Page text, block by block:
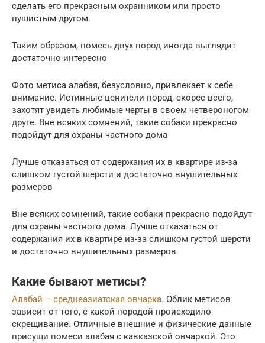
сделать его прекрасным охранником или просто
пушистым другом.
Таким образом, помесь двух пород иногда выглядит
достаточно интересно
Фото метиса алабая, безусловно, привлекает к себе
внимание. Истинные ценители пород, скорее всего,
захотят увидеть любимые черты в своем четвероногом
друге. Вне всяких сомнений, такие собаки прекрасно
подойдут для охраны частного дома
Лучше отказаться от содержания их в квартире из-за
слишком густой шерсти и достаточно внушительных
размеров
Вне всяких сомнений, такие собаки прекрасно подойдут
для охраны частного дома. Лучше отказаться от
содержания их в квартире из-за слишком густой шерсти
и достаточно внушительных размеров.
Какие бывают метисы?
Алабай – среднеазиатская овчарка. Облик метисов
зависит от того, с какой породой происходило
скрещивание. Отличные внешние и физические данные
присущи помеси алабая с кавказской овчаркой. Это